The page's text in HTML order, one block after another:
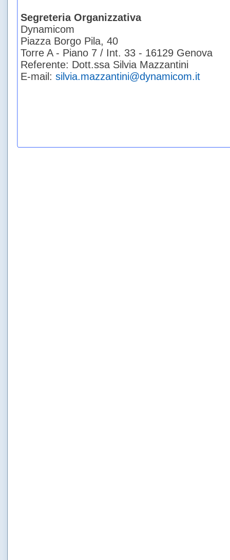
Segreteria Organizzativa
Dynamicom
Piazza Borgo Pila, 40
Torre A - Piano 7 / Int. 33 - 16129 Genova
Referente: Dott.ssa Silvia Mazzantini
E-mail: silvia.mazzantini@dynamicom.it